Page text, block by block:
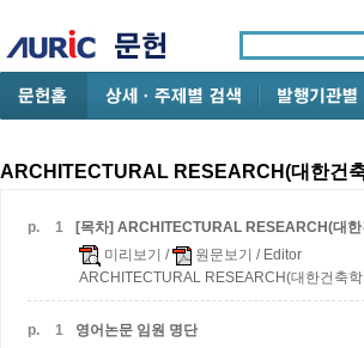
ARCHITECTURAL RESEARCH(대한건
p. 1
[목차] ARCHITECTURAL RESEARCH(대
미리보기 / 원문보기 / Editor
ARCHITECTURAL RESEARCH(대한건축
p. 1
영어논문 임원 명단